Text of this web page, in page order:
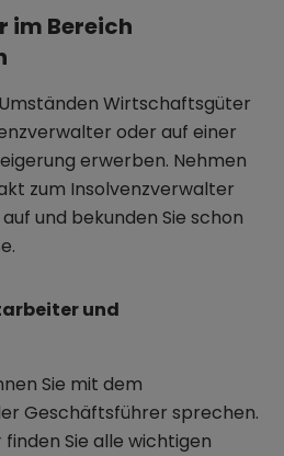
Bereich
Wirtschaftsgüter
oder auf einer
erwerben. Nehmen
zum Insolvenzverwalter
und bekunden Sie schon
und
Sie mit dem
Geschäftsführer sprechen.
finden Sie alle wichtigen